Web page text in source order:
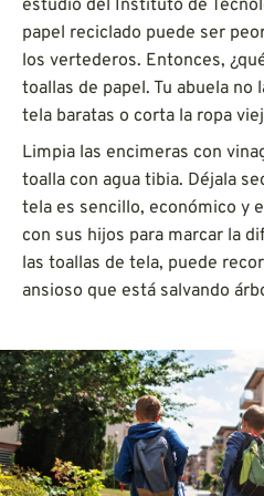
estudio del Instituto de
papel reciclado puede ser
los vertederos. Entonces,
toallas de papel. Tu abuela no
tela baratas o corta la ropa
Limpia las encimeras con
toalla con agua tibia. Déjala
tela es sencillo, económico y
con sus hijos para marcar la
las toallas de tela, puede
ansioso que está salvando